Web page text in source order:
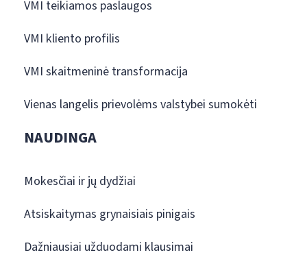
VMI teikiamos paslaugos
VMI kliento profilis
VMI skaitmeninė transformacija
Vienas langelis prievolėms valstybei sumokėti
NAUDINGA
Mokesčiai ir jų dydžiai
Atsiskaitymas grynaisiais pinigais
Dažniausiai užduodami klausimai